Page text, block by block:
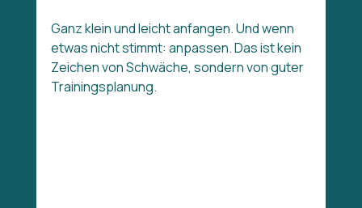
Ganz klein und leicht anfangen. Und wenn
etwas nicht stimmt: anpassen. Das ist kein
Zeichen von Schwäche, sondern von guter
Trainingsplanung.